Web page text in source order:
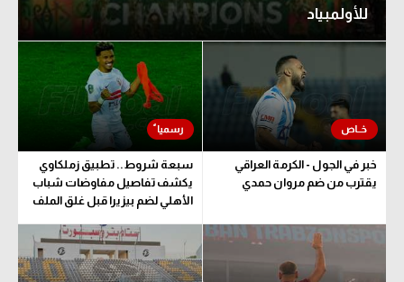
للأولمبياد
خبر في الجول - الكرمة العراقي
يقترب من ضم مروان حمدي
سبعة شروط.. تطبيق زملكاوي
يكشف تفاصيل مفاوضات شباب
الأهلي لضم بيزيرا قبل غلق الملف